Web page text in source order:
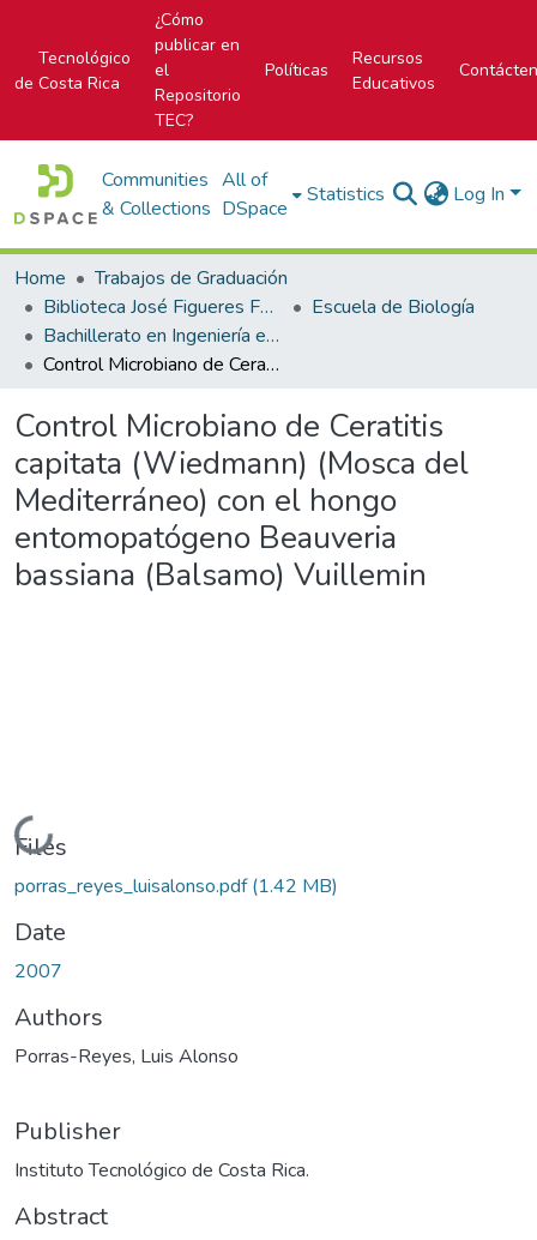
Tecnológico
de Costa Rica
¿Cómo
publicar en
el
Repositorio
TEC?
Políticas
Recursos
Educativos
Communities
& Collections
All of
DSpace
Statistics Log In
Home
Trabajos de Graduación
Biblioteca José Figueres Ferrer
Escuela de Biología
Bachillerato en Ingeniería en Biotecnología
Control Microbiano de Ceratitis capitata (Wiedmann) (Mosca del Mediterráneo) con el hongo entomopatógeno Beauveria bassiana (Balsamo) Vuillemin
Control Microbiano de Ceratitis
capitata (Wiedmann) (Mosca del
Mediterráneo) con el hongo
entomopatógeno Beauveria
bassiana (Balsamo) Vuillemin
Loading...
Files
porras_reyes_luisalonso.pdf(1.42 MB)
Date
2007
Authors
Porras-Reyes, Luis Alonso
Publisher
Instituto Tecnológico de Costa Rica.
Abstract